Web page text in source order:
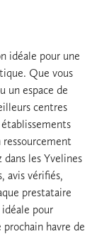
idéale pour une
Que vous
un espace de
centres
établissements
les Yvelines
avis vérifiés,
prestataire
pour
havre de